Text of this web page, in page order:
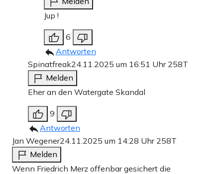
Jup !
6
Antworten
Spinatfreak24.11.2025 um 16:51 Uhr 258T
Melden
Eher an den Watergate Skandal
9
Antworten
Jan Wegener24.11.2025 um 14:28 Uhr 258T
Melden
Wenn Friedrich Merz offenbar gesichert die